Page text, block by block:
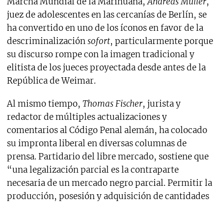
juez de adolescentes en las cercanías de Berlín, se
ha convertido en uno de los íconos en favor de la
descriminalizaciónsofort, particularmente porque
su discurso rompe con la imagen tradicional y
elitista de los jueces proyectada desde antes de la
República de Weimar.
Al mismo tiempo, Thomas Fischer, jurista y
redactor de múltiples actualizaciones y
comentarios al Código Penal alemán, ha colocado
su impronta liberal en diversas columnas de
prensa. Partidario del libre mercado, sostiene que
“una legalización parcial es la contraparte
necesaria de un mercado negro parcial. Permitir la
producción, posesión y adquisición de cantidades